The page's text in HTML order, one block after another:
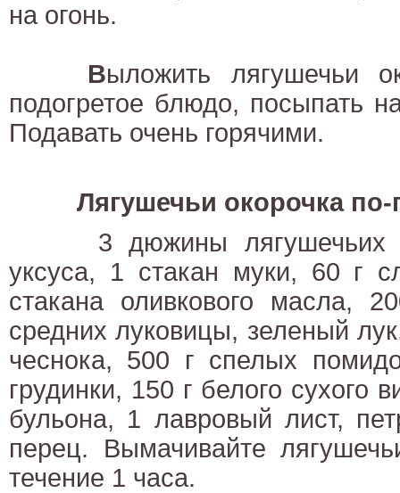
на огонь.
Выложить лягушечьи
подогретое блюдо, посыпать
Подавать очень горячими.
Лягушечьи окорочка
3 дюжины лягушечьих
уксуса, 1 стакан муки, 60 г
стакана оливкового масла,
средних луковицы, зеленый
чеснока, 500 г спелых
грудинки, 150 г белого сухого
бульона, 1 лавровый лист,
перец. Вымачивайте
течение 1 часа.